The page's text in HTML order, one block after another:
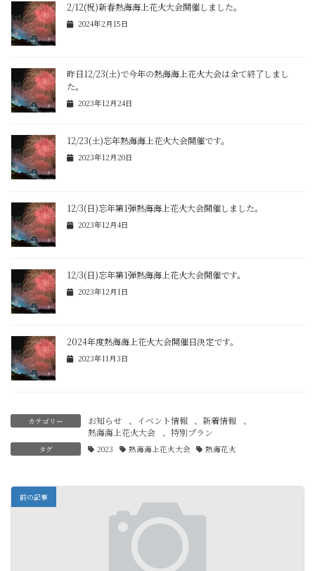
2/12(祝)新春熱海海上花火大会開催しました。
2024年2月15日
昨日12/23(土)で今年の熱海海上花火大会は全て終了しまし
た。
2023年12月24日
12/23(土)忘年熱海海上花火大会開催です。
2023年12月20日
12/3(日)忘年第1弾熱海海上花火大会開催しました。
2023年12月4日
12/3(日)忘年第1弾熱海海上花火大会開催です。
2023年12月1日
2024年度熱海海上花火大会開催日決定です。
2023年11月3日
カテゴリー お知らせ 、 イベント情報 、新着情報 、
熱海海上花火大会 、 特別プラン
タグ 2023 熱海海上花火大会 熱海花火
前の記事